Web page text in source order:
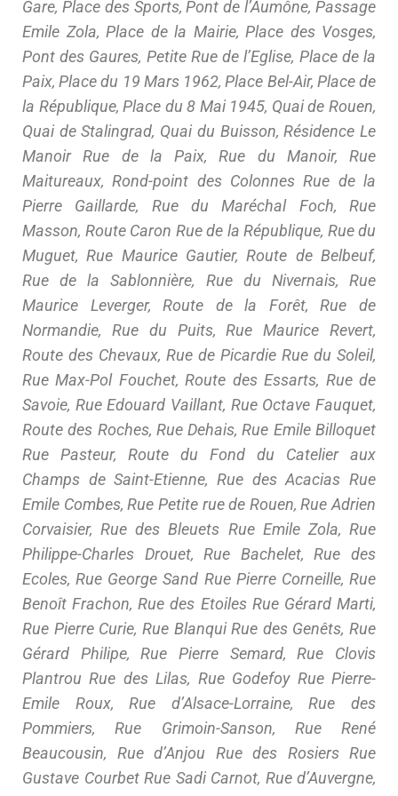
Gare, Place des Sports, Pont de l’Aumône, Passage
Emile Zola, Place de la Mairie, Place des Vosges,
Pont des Gaures, Petite Rue de l’Eglise, Place de la
Paix, Place du 19 Mars 1962, Place Bel-Air, Place de
la République, Place du 8 Mai 1945, Quai de Rouen,
Quai de Stalingrad, Quai du Buisson, Résidence Le
Manoir Rue de la Paix, Rue du Manoir, Rue
Maitureaux, Rond-point des Colonnes Rue de la
Pierre Gaillarde, Rue du Maréchal Foch, Rue
Masson, Route Caron Rue de la République, Rue du
Muguet, Rue Maurice Gautier, Route de Belbeuf,
Rue de la Sablonnière, Rue du Nivernais, Rue
Maurice Leverger, Route de la Forêt, Rue de
Normandie, Rue du Puits, Rue Maurice Revert,
Route des Chevaux, Rue de Picardie Rue du Soleil,
Rue Max-Pol Fouchet, Route des Essarts, Rue de
Savoie, Rue Edouard Vaillant, Rue Octave Fauquet,
Route des Roches, Rue Dehais, Rue Emile Billoquet
Rue Pasteur, Route du Fond du Catelier aux
Champs de Saint-Etienne, Rue des Acacias Rue
Emile Combes, Rue Petite rue de Rouen, Rue Adrien
Corvaisier, Rue des Bleuets Rue Emile Zola, Rue
Philippe-Charles Drouet, Rue Bachelet, Rue des
Ecoles, Rue George Sand Rue Pierre Corneille, Rue
Benoît Frachon, Rue des Etoiles Rue Gérard Marti,
Rue Pierre Curie, Rue Blanqui Rue des Genêts, Rue
Gérard Philipe, Rue Pierre Semard, Rue Clovis
Plantrou Rue des Lilas, Rue Godefoy Rue Pierre-
Emile Roux, Rue d’Alsace-Lorraine, Rue des
Pommiers, Rue Grimoin-Sanson, Rue René
Beaucousin, Rue d’Anjou Rue des Rosiers Rue
Gustave Courbet Rue Sadi Carnot, Rue d’Auvergne,